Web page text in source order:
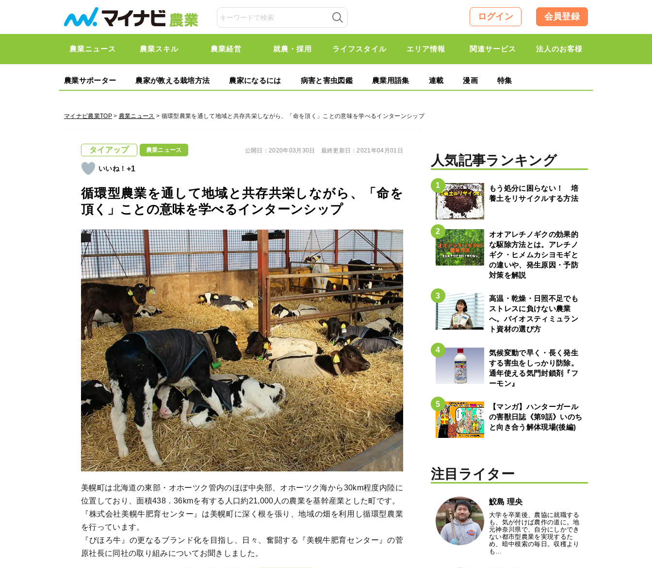
ログイン 会員登録
農業ニュース 農業スキル 農業経営 就農・採用 ライフスタイル エリア情報 関連サービス 法人のお客様
農業サポーター 農家が教える栽培方法 農家になるには 病害と害虫図鑑 農業用語集 連載 漫画 特集
マイナビ農業TOP> 農業ニュース > 循環型農業を通して地域と共存共栄しながら、「命を頂く」ことの意味を学べるインターンシップ
タイアップ 農業ニュース
+1
循環型農業を通して地域と共存共栄しながら、「命を
頂く」ことの意味を学べるインターンシップ
公開日：2020年03月30日 最終更新日：2021年04月01日
美幌町は北海道の東部・オホーツク管内のほぼ中央部、オホーツク海から30km程度内陸に
位置しており、面積438．36kmを有する人口約21,000人の農業を基幹産業とした町です。
『株式会社美幌牛肥育センター』は美幌町に深く根を張り、地域の畑を利用し循環型農業
を行っています。
『びほろ牛』の更なるブランド化を目指し、日々、奮闘する『美幌牛肥育センター』の菅
原社長に同社の取り組みについてお聞きしました。
人気記事ランキング
もう処分に困らない！ 培
養土をリサイクルする方法
オオアレチノギクの効果的
な駆除方法とは。アレチノ
ギク・ヒメムカシヨモギと
の違いや、発生原因・予防
対策を解説
高温・乾燥・日照不足でも
ストレスに負けない農業
へ。バイオスティミュラン
ト資材の選び方
気候変動で早く・長く発生
する害虫をしっかり防除。
通年使える気門封鎖剤『フ
ーモン』
【マンガ】ハンターガール
の害獣日誌《第9話》いのち
と向き合う解体現場(後編)
注目ライター
鮫島 理央
大学を卒業後、農協に就職する
も、気が付けば農作の道に。地
元神奈川県で、自分にしかでき
ない都市型農業を実現するた
め、暗中模索の毎日。収穫より
も…